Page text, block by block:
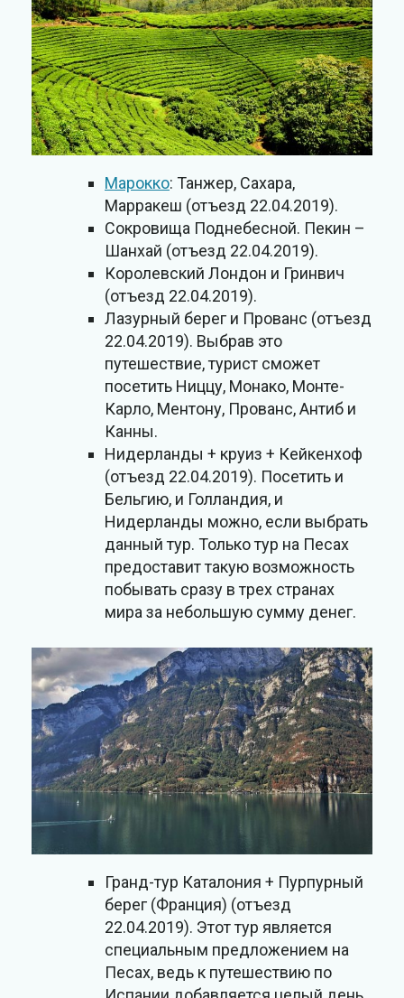
Марокко: Танжер, Сахара,
Марракеш (отъезд 22.04.2019).
Сокровища Поднебесной. Пекин –
Шанхай (отъезд 22.04.2019).
Королевский Лондон и Гринвич
(отъезд 22.04.2019).
Лазурный берег и Прованс (отъезд
22.04.2019). Выбрав это
путешествие, турист сможет
посетить Ниццу, Монако, Монте-
Карло, Ментону, Прованс, Антиб и
Канны.
Нидерланды + круиз + Кейкенхоф
(отъезд 22.04.2019). Посетить и
Бельгию, и Голландия, и
Нидерланды можно, если выбрать
данный тур. Только тур на Песах
предоставит такую возможность
побывать сразу в трех странах
мира за небольшую сумму денег.
Гранд-тур Каталония + Пурпурный
берег (Франция) (отъезд
22.04.2019). Этот тур является
специальным предложением на
Песах, ведь к путешествию по